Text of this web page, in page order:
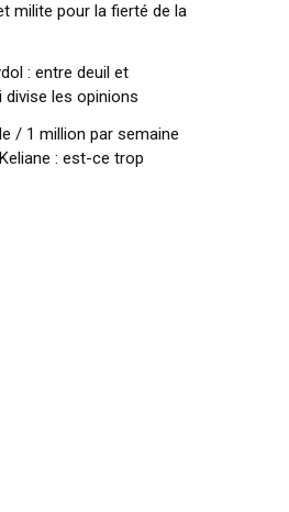
milite pour la fierté de la
: entre deuil et
divise les opinions
/ 1 million par semaine
: est-ce trop